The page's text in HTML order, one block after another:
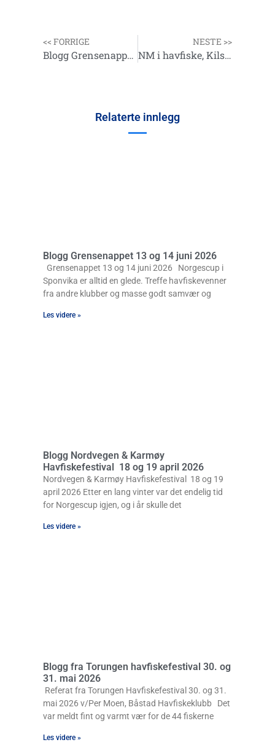
<< FORRIGE
Blogg Grensenappet 20 mai 2023
NESTE >>
NM i havfiske, Kilstraumen 16-17.06.2023
Relaterte innlegg
Blogg Grensenappet 13 og 14 juni 2026
Grensenappet 13 og 14 juni 2026 Norgescup i
Sponvika er alltid en glede. Treffe havfiskevenner
fra andre klubber og masse godt samvær og
Les videre »
Blogg Nordvegen & Karmøy
Havfiskefestival 18 og 19 april 2026
Nordvegen & Karmøy Havfiskefestival 18 og 19
april 2026 Etter en lang vinter var det endelig tid
for Norgescup igjen, og i år skulle det
Les videre »
Blogg fra Torungen havfiskefestival 30. og
31. mai 2026
Referat fra Torungen Havfiskefestival 30. og 31.
mai 2026 v/Per Moen, Båstad Havfiskeklubb Det
var meldt fint og varmt vær for de 44 fiskerne
Les videre »